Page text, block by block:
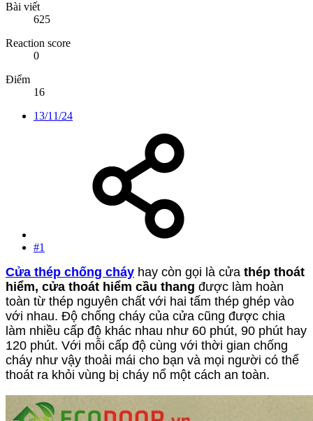
Bài viết
625
Reaction score
0
Điểm
16
13/11/24
#1
Cửa thép chống cháy hay còn gọi là cửa thép thoát
hiểm, cửa thoát hiểm cầu thang được làm hoàn
toàn từ thép nguyên chất với hai tấm thép ghép vào
với nhau. Độ chống cháy của cửa cũng được chia
làm nhiều cấp độ khác nhau như 60 phút, 90 phút hay
120 phút. Với mỗi cấp độ cùng với thời gian chống
cháy như vậy thoải mái cho bạn và mọi người có thể
thoát ra khỏi vùng bị cháy nổ một cách an toàn.